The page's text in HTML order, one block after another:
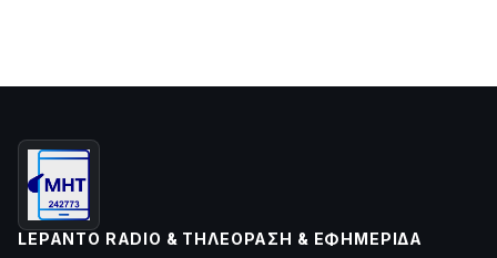
LEPANTO RADIO & ΤΗΛΕΌΡΑΣΗ & ΕΦΗΜΕΡΊΔΑ